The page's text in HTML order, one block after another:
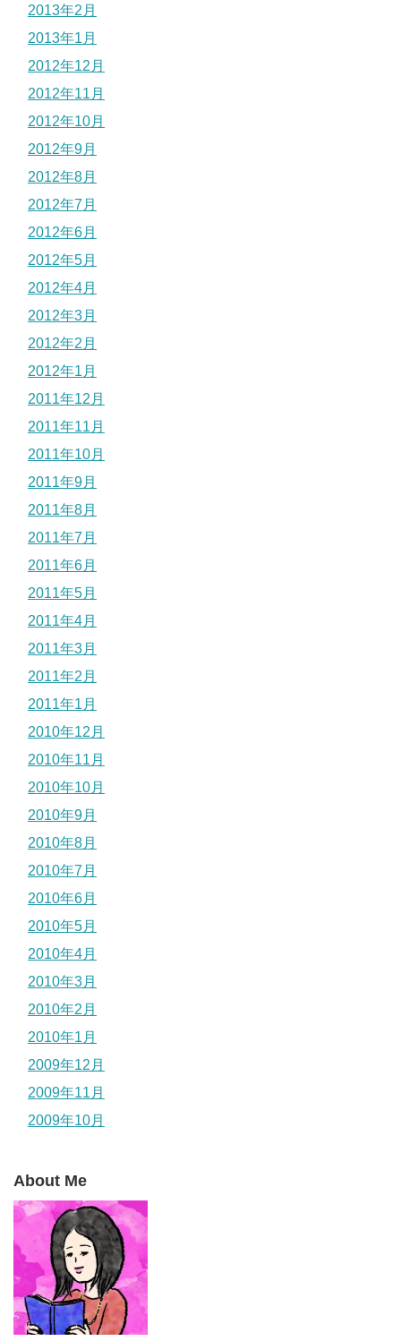
2013年2月
2013年1月
2012年12月
2012年11月
2012年10月
2012年9月
2012年8月
2012年7月
2012年6月
2012年5月
2012年4月
2012年3月
2012年2月
2012年1月
2011年12月
2011年11月
2011年10月
2011年9月
2011年8月
2011年7月
2011年6月
2011年5月
2011年4月
2011年3月
2011年2月
2011年1月
2010年12月
2010年11月
2010年10月
2010年9月
2010年8月
2010年7月
2010年6月
2010年5月
2010年4月
2010年3月
2010年2月
2010年1月
2009年12月
2009年11月
2009年10月
About Me